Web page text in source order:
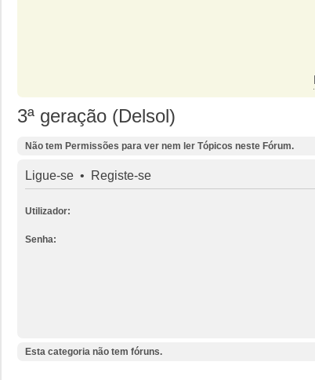
3ª geração (Delsol)
Não tem Permissões para ver nem ler Tópicos neste Fórum.
Ligue-se • Registe-se
Utilizador:
Senha:
Esta categoria não tem fóruns.